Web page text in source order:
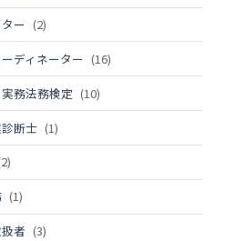
ー (2)
ディネーター (16)
務法務検定 (10)
断士 (1)
(1)
者 (3)